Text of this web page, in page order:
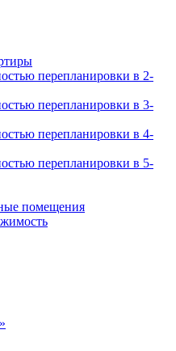
перепланировки в 2-
перепланировки в 3-
перепланировки в 4-
перепланировки в 5-
помещения